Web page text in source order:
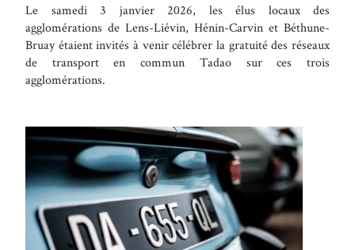
Le samedi 3 janvier 2026, les élus locaux des
agglomérations de Lens-Liévin, Hénin-Carvin et Béthune-
Bruay étaient invités à venir célébrer la gratuité des réseaux
de transport en commun Tadao sur ces trois
agglomérations.